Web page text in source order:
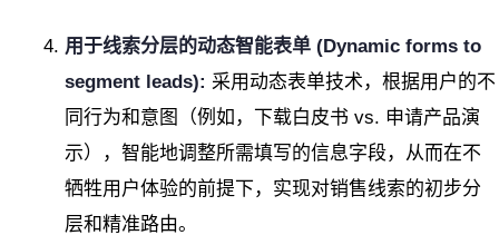
用于线索分层的动态智能表单 (Dynamic forms to
segment leads): 采用动态表单技术，根据用户的不
同行为和意图（例如，下载白皮书 vs. 申请产品演
示），智能地调整所需填写的信息字段，从而在不
牺牲用户体验的前提下，实现对销售线索的初步分
层和精准路由。